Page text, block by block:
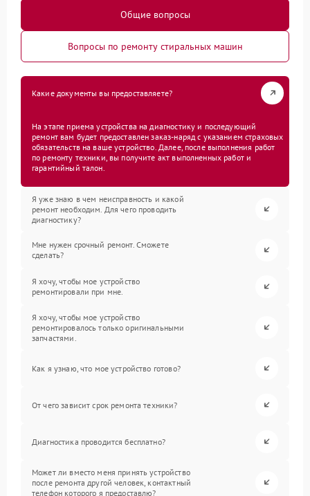
Общие вопросы
Вопросы по ремонту стиральных машин
Какие документы вы предоставляете?
На этапе приема устройства на диагностику и последующий
ремонт вам будет предоставлен заказ-наряд с указанием страховых
обязательств на ваше устройство. Далее, после выполнения работ
по ремонту техники, вы получите акт выполненных работ и
гарантийный талон.
Я уже знаю в чем неисправность и какой
ремонт необходим. Для чего проводить
диагностику?
Мне нужен срочный ремонт. Сможете
сделать?
Я хочу, чтобы мое устройство
ремонтировали при мне.
Я хочу, чтобы мое устройство
ремонтировалось только оригинальными
запчастями.
Как я узнаю, что мое устройство готово?
От чего зависит срок ремонта техники?
Диагностика проводится бесплатно?
Может ли вместо меня принять устройство
после ремонта другой человек, контактный
телефон которого я предоставлю?